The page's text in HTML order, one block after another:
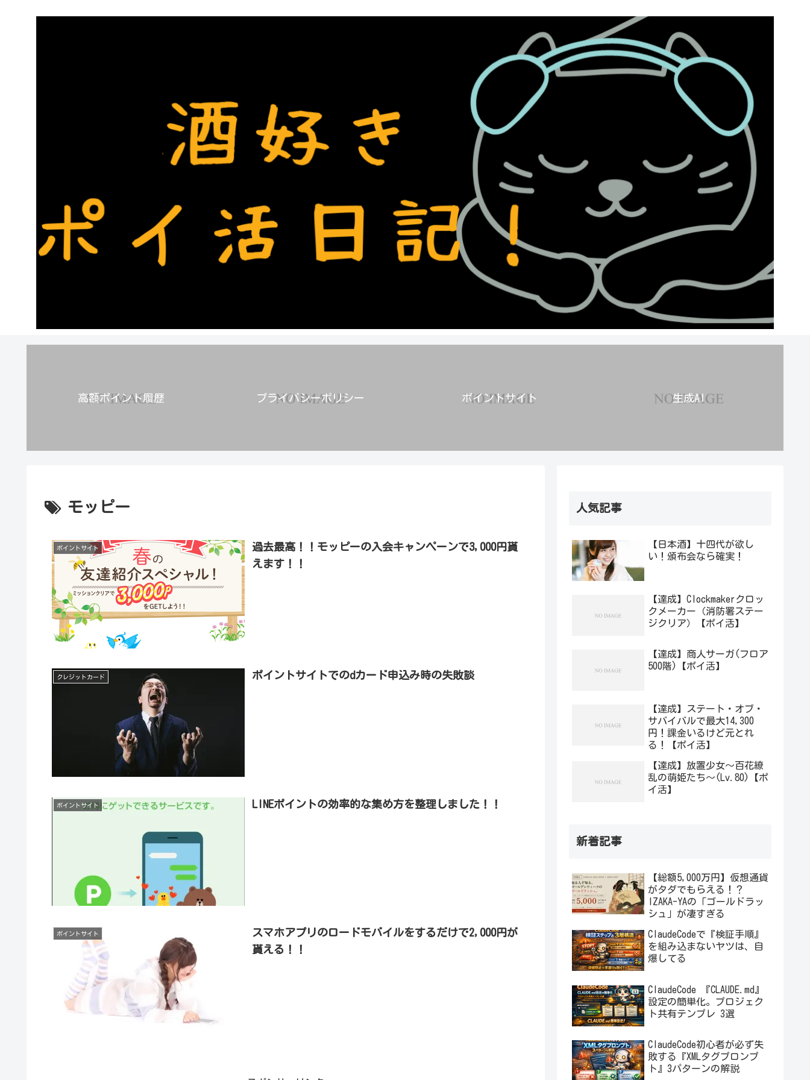
高額ポイント履歴 プライバシーポリシー ポイントサイト 生成AI
モッピー
ポイントサイト
過去最高！！モッピーの入会キャンペーンで3,000円貰
えます！！
クレジットカード ポイントサイトでのdカード申込み時の失敗談
ポイントサイト LINEポイントの効率的な集め方を整理しました！！
ポイントサイト
スマホアプリのロードモバイルをするだけで2,000円が
貰える！！
人気記事
【日本酒】十四代が欲し
い！頒布会なら確実！
【達成】Clockmakerクロッ
クメーカー（消防署ステー
ジクリア）【ポイ活】
【達成】商人サーガ(フロア
500階)【ポイ活】
【達成】ステート・オブ・
サバイバルで最大14,300
円！課金いるけど元とれ
る！【ポイ活】
【達成】放置少女〜百花繚
乱の萌姫たち〜(Lv.80)【ポ
イ活】
新着記事
【総額5,000万円】仮想通貨
がタダでもらえる！？
IZAKA-YAの「ゴールドラッ
シュ」が凄すぎる
ClaudeCodeで『検証手順』
を組み込まないヤツは、自
爆してる
ClaudeCode 『CLAUDE.md』
設定の簡単化。プロジェク
ト共有テンプレ 3選
ClaudeCode初心者が必ず失
敗する『XMLタグプロンプ
ト』3パターンの解説